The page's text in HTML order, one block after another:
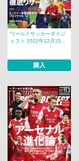
ワールドサッカーダイジ
ェスト 2022年12月15...
購入